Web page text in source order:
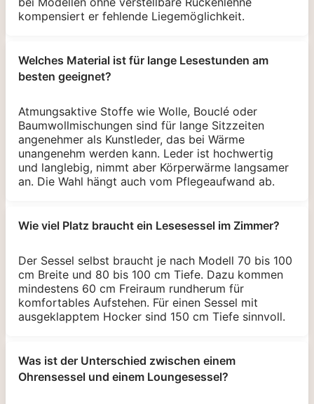
kompensiert er fehlende Liegemöglichkeit.
Welches Material ist für lange Lesestunden am
besten geeignet?
Atmungsaktive Stoffe wie Wolle, Bouclé oder
Baumwollmischungen sind für lange Sitzzeiten
angenehmer als Kunstleder, das bei Wärme
unangenehm werden kann. Leder ist hochwertig
und langlebig, nimmt aber Körperwärme langsamer
an. Die Wahl hängt auch vom Pflegeaufwand ab.
Wie viel Platz braucht ein Lesesessel im Zimmer?
Der Sessel selbst braucht je nach Modell 70 bis 100
cm Breite und 80 bis 100 cm Tiefe. Dazu kommen
mindestens 60 cm Freiraum rundherum für
komfortables Aufstehen. Für einen Sessel mit
ausgeklapptem Hocker sind 150 cm Tiefe sinnvoll.
Was ist der Unterschied zwischen einem
Ohrensessel und einem Loungesessel?